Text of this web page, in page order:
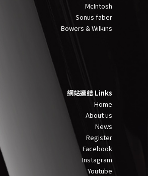
McIntosh
Sonus faber
Bowers & Wilkins
網站連結 Links
Home
About us
News
Register
Facebook
Instagram
Youtube